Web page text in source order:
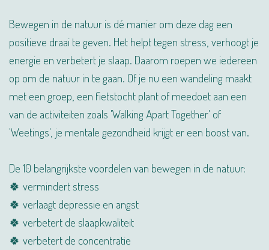
Bewegen in de natuur is dé manier om deze dag een
positieve draai te geven. Het helpt tegen stress, verhoogt je
energie en verbetert je slaap. Daarom roepen we iedereen
op om de natuur in te gaan. Of je nu een wandeling maakt
met een groep, een fietstocht plant of meedoet aan een
van de activiteiten zoals 'Walking Apart Together' of
'Weetings', je mentale gezondheid krijgt er een boost van.
De 10 belangrijkste voordelen van bewegen in de natuur:
🍀 vermindert stress
🍀 verlaagt depressie en angst
🍀 verbetert de slaapkwaliteit
🍀 verbetert de concentratie